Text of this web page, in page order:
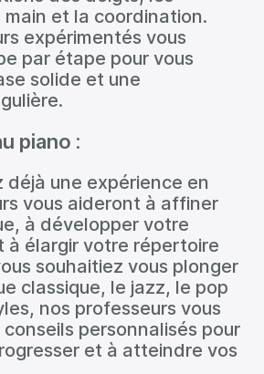
et la coordination.
expérimentés vous
par étape pour vous
solide et une
piano :
déjà une expérience en
vous aideront à affiner
à développer votre
à élargir votre répertoire
souhaitiez vous plonger
classique, le jazz, le pop
nos professeurs vous
personnalisés pour
et à atteindre vos